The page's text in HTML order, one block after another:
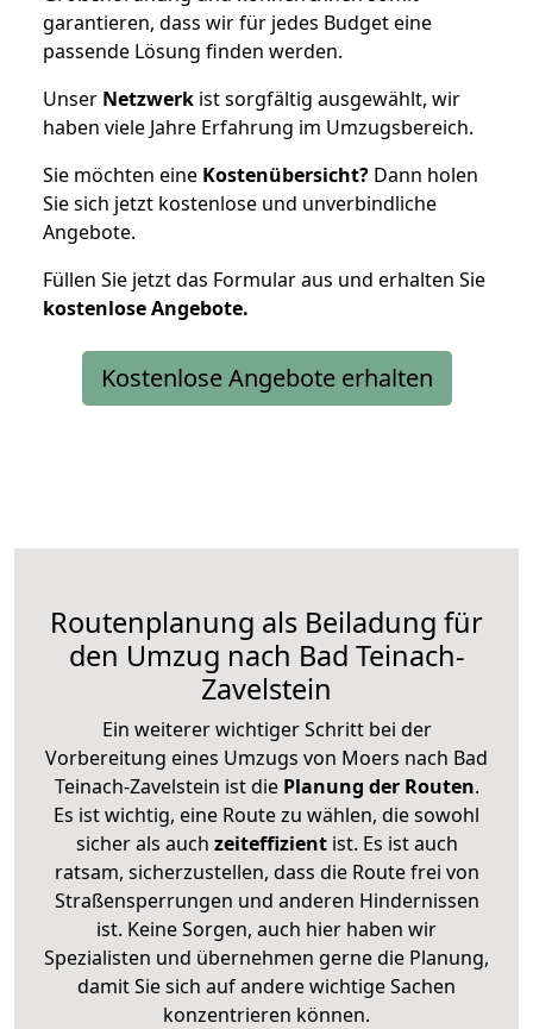
garantieren, dass wir für jedes Budget eine
passende Lösung finden werden.
Unser Netzwerk ist sorgfältig ausgewählt, wir
haben viele Jahre Erfahrung im Umzugsbereich.
Sie möchten eine Kostenübersicht? Dann holen
Sie sich jetzt kostenlose und unverbindliche
Angebote.
Füllen Sie jetzt das Formular aus und erhalten Sie
kostenloseAngebote.
Kostenlose Angebote erhalten
Routenplanung als Beiladung für
den Umzug nach Bad Teinach-
Zavelstein
Ein weiterer wichtiger Schritt bei der
Vorbereitung eines Umzugs von Moers nach Bad
Teinach-Zavelstein ist diePlanung der Routen.
Es ist wichtig, eine Route zu wählen, die sowohl
sicher als auch zeiteffizientist. Es ist auch
ratsam, sicherzustellen, dass die Route frei von
Straßensperrungen und anderen Hindernissen
ist. Keine Sorgen, auch hier haben wir
Spezialisten und übernehmen gerne die Planung,
damit Sie sich auf andere wichtige Sachen
konzentrieren können.